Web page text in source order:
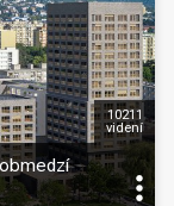
10211
videní